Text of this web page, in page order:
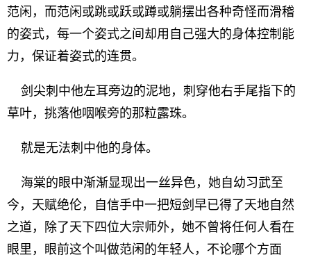
范闲，而范闲或跳或跃或蹲或躺摆出各种奇怪而滑稽
的姿式，每一个姿式之间却用自己强大的身体控制能
力，保证着姿式的连贯。
剑尖刺中他左耳旁边的泥地，刺穿他右手尾指下的
草叶，挑落他咽喉旁的那粒露珠。
就是无法刺中他的身体。
海棠的眼中渐渐显现出一丝异色，她自幼习武至
今，天赋绝伦，自信手中一把短剑早已得了天地自然
之道，除了天下四位大宗师外，她不曾将任何人看在
眼里，眼前这个叫做范闲的年轻人，不论哪个方面